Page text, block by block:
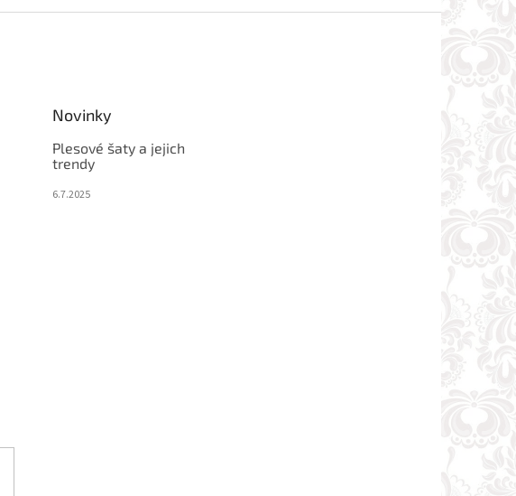
Novinky
Plesové šaty a jejich
trendy
6.7.2025